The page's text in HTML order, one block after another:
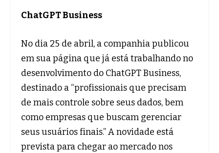
ChatGPT Business
No dia 25 de abril, a companhia publicou
em sua página que já está trabalhando no
desenvolvimento do ChatGPT Business,
destinado a “profissionais que precisam
de mais controle sobre seus dados, bem
como empresas que buscam gerenciar
seus usuários finais.” A novidade está
prevista para chegar ao mercado nos